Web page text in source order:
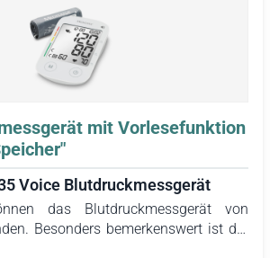
mit Vorlesefunktion
Voice Blutdruckmessgerät
das Blutdruckmessgerät von
Besonders bemerkenswert ist der